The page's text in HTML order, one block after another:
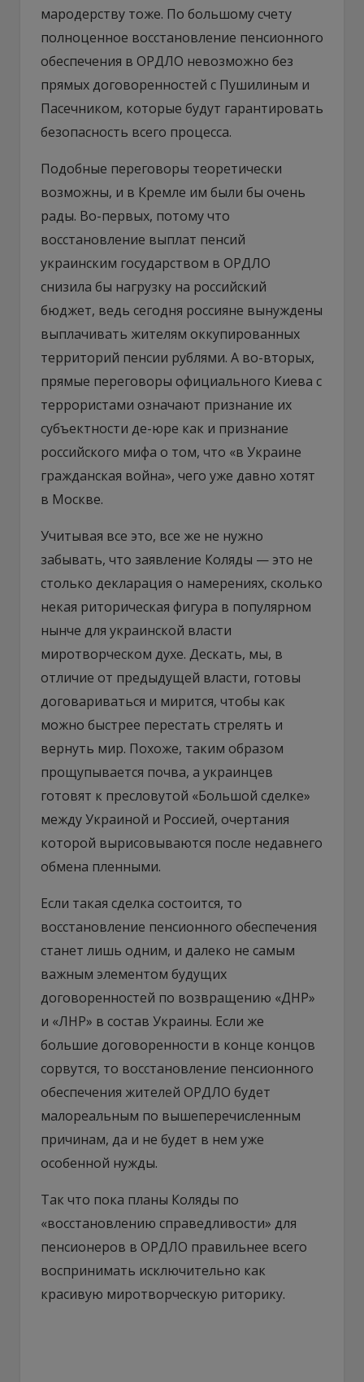
мародерству тоже. По большому счету
полноценное восстановление пенсионного
обеспечения в ОРДЛО невозможно без
прямых договоренностей с Пушилиным и
Пасечником, которые будут гарантировать
безопасность всего процесса.
Подобные переговоры теоретически
возможны, и в Кремле им были бы очень
рады. Во-первых, потому что
восстановление выплат пенсий
украинским государством в ОРДЛО
снизила бы нагрузку на российский
бюджет, ведь сегодня россияне вынуждены
выплачивать жителям оккупированных
территорий пенсии рублями. А во-вторых,
прямые переговоры официального Киева с
террористами означают признание их
субъектности де-юре как и признание
российского мифа о том, что «в Украине
гражданская война», чего уже давно хотят
в Москве.
Учитывая все это, все же не нужно
забывать, что заявление Коляды — это не
столько декларация о намерениях, сколько
некая риторическая фигура в популярном
нынче для украинской власти
миротворческом духе. Дескать, мы, в
отличие от предыдущей власти, готовы
договариваться и мирится, чтобы как
можно быстрее перестать стрелять и
вернуть мир. Похоже, таким образом
прощупывается почва, а украинцев
готовят к пресловутой «Большой сделке»
между Украиной и Россией, очертания
которой вырисовываются после недавнего
обмена пленными.
Если такая сделка состоится, то
восстановление пенсионного обеспечения
станет лишь одним, и далеко не самым
важным элементом будущих
договоренностей по возвращению «ДНР»
и «ЛНР» в состав Украины. Если же
большие договоренности в конце концов
сорвутся, то восстановление пенсионного
обеспечения жителей ОРДЛО будет
малореальным по вышеперечисленным
причинам, да и не будет в нем уже
особенной нужды.
Так что пока планы Коляды по
«восстановлению справедливости» для
пенсионеров в ОРДЛО правильнее всего
воспринимать исключительно как
красивую миротворческую риторику.